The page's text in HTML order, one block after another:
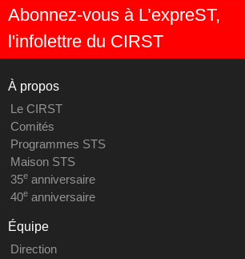
Abonnez-vous à L’expreST,
l'infolettre du CIRST
À propos
Le CIRST
Comités
Programmes STS
Maison STS
35eanniversaire
40eanniversaire
Équipe
Direction